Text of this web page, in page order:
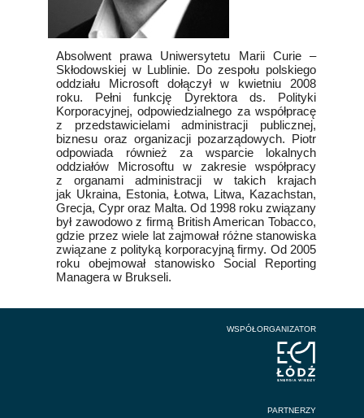
Absolwent prawa Uniwersytetu Marii Curie –
Skłodowskiej w Lublinie. Do zespołu polskiego
oddziału Microsoft dołączył w kwietniu 2008
roku. Pełni funkcję Dyrektora ds. Polityki
Korporacyjnej, odpowiedzialnego za współpracę
z przedstawicielami administracji publicznej,
biznesu oraz organizacji pozarządowych. Piotr
odpowiada również za wsparcie lokalnych
oddziałów Microsoftu w zakresie współpracy
z organami administracji w takich krajach
jak Ukraina, Estonia, Łotwa, Litwa, Kazachstan,
Grecja, Cypr oraz Malta. Od 1998 roku związany
był zawodowo z firmą British American Tobacco,
gdzie przez wiele lat zajmował różne stanowiska
związane z polityką korporacyjną firmy. Od 2005
roku obejmował stanowisko Social Reporting
Managera w Brukseli.
WSPÓŁORGANIZATOR
PARTNERZY